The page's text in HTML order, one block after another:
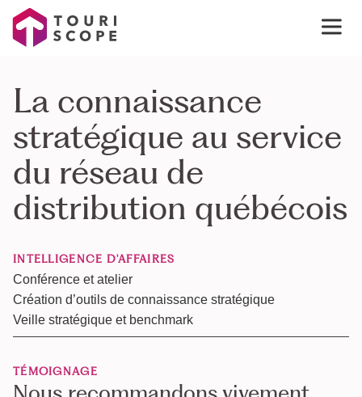
La connaissance
stratégique au service
du réseau de
distribution québécois
INTELLIGENCE D'AFFAIRES
Conférence et atelier
Création d’outils de connaissance stratégique
Veille stratégique et benchmark
TÉMOIGNAGE